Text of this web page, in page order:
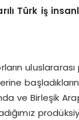
Türk iş
ve Birleşik